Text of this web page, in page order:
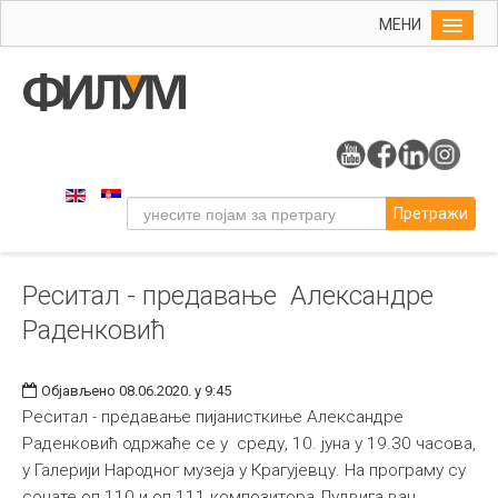
МЕНИ
Упис
Уметност
Музичка уметност
Примењена и ликовна уметност
Издаваштво
Библиотека
Претражи
Реситал - предавање Александре
Раденковић
Објављено 08.06.2020. у 9:45
Реситал - предавање пијанисткиње Александре
Раденковић одржаће се у среду, 10. јуна у 19.30 часова,
у Галерији Народног музеја у Крагујевцу. На програму су